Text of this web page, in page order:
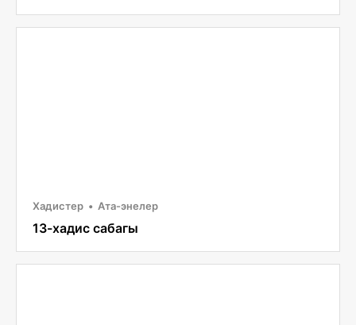
Хадистер Ата-энелер
13-хадис сабагы